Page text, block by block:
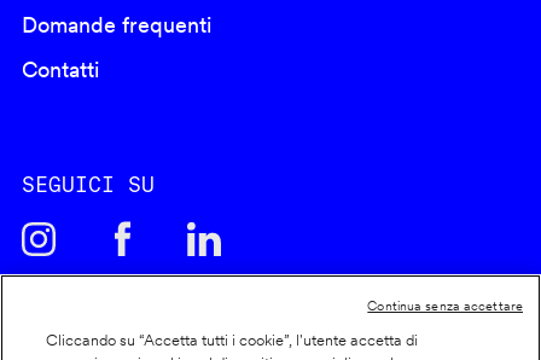
Domande frequenti
Contatti
SEGUICI SU
Cliccando su “Accetta tutti i cookie”, l'utente accetta di
Continua senza accettare